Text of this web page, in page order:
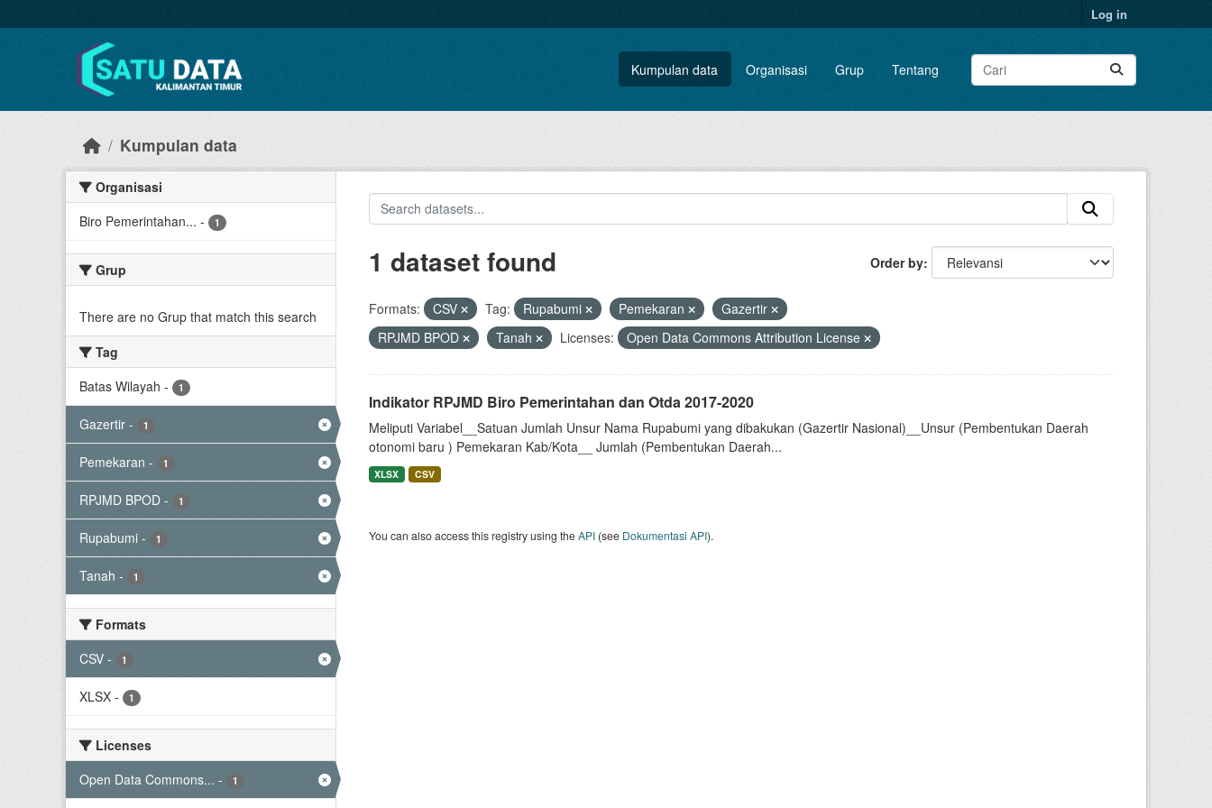
Log in
Kumpulan data Organisasi Grup Tentang
Kumpulan data
Organisasi
Biro Pemerintahan... - 1
Grup
There are no Grup that match this search
Tag
Batas Wilayah - 1
Gazertir - 1
Pemekaran - 1
RPJMD BPOD - 1
Rupabumi - 1
Tanah - 1
Formats
CSV - 1
XLSX - 1
Licenses
Open Data Commons... - 1
Order by
1 dataset found
Formats: CSV Tag: Rupabumi Pemekaran
Gazertir
RPJMD BPOD
Tanah Licenses: Open Data Commons Attribution License
Indikator RPJMD Biro Pemerintahan dan Otda 2017-2020
Meliputi Variabel__Satuan Jumlah Unsur Nama Rupabumi yang dibakukan (Gazertir Nasional)__Unsur (Pembentukan Daerah
otonomi baru ) Pemekaran Kab/Kota__ Jumlah (Pembentukan Daerah...
XLSX CSV
You can also access this registry using theAPI(see Dokumentasi API).